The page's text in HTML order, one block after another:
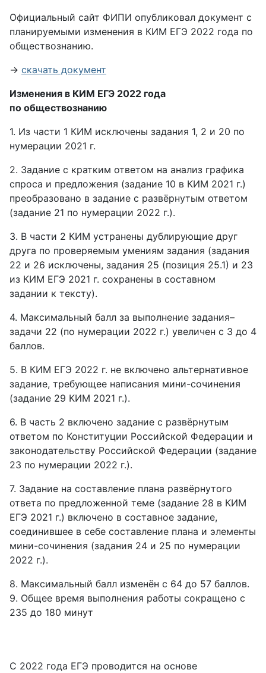
Официальный сайт ФИПИ опубликовал документ с
планируемыми изменения в КИМ ЕГЭ 2022 года по
обществознанию.
→ скачать документ
Изменения в КИМ ЕГЭ 2022 года
по обществознанию
1. Из части 1 КИМ исключены задания 1, 2 и 20 по
нумерации 2021 г.
2. Задание с кратким ответом на анализ графика
спроса и предложения (задание 10 в КИМ 2021 г.)
преобразовано в задание с развёрнутым ответом
(задание 21 по нумерации 2022 г.).
3. В части 2 КИМ устранены дублирующие друг
друга по проверяемым умениям задания (задания
22 и 26 исключены, задания 25 (позиция 25.1) и 23
из КИМ ЕГЭ 2021 г. сохранены в составном
задании к тексту).
4. Максимальный балл за выполнение задания–
задачи 22 (по нумерации 2022 г.) увеличен с 3 до 4
баллов.
5. В КИМ ЕГЭ 2022 г. не включено альтернативное
задание, требующее написания мини-сочинения
(задание 29 КИМ 2021 г.).
6. В часть 2 включено задание с развёрнутым
ответом по Конституции Российской Федерации и
законодательству Российской Федерации (задание
23 по нумерации 2022 г.).
7. Задание на составление плана развёрнутого
ответа по предложенной теме (задание 28 в КИМ
ЕГЭ 2021 г.) включено в составное задание,
соединившее в себе составление плана и элементы
мини-сочинения (задания 24 и 25 по нумерации
2022 г.).
8. Максимальный балл изменён с 64 до 57 баллов.
9. Общее время выполнения работы сокращено с
235 до 180 минут
С 2022 года ЕГЭ проводится на основе